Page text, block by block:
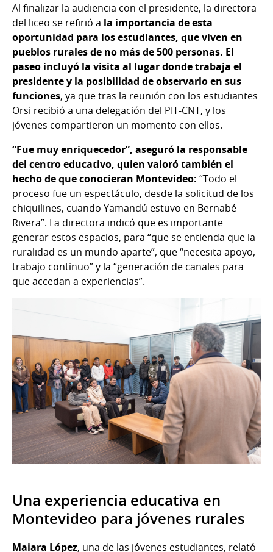
Al finalizar la audiencia con el presidente, la directora
del liceo se refirió a la importancia de esta
oportunidad para los estudiantes, que viven en
pueblos rurales de no más de 500 personas. El
paseo incluyó la visita al lugar donde trabaja el
presidente y la posibilidad de observarlo en sus
funciones, ya que tras la reunión con los estudiantes
Orsi recibió a una delegación del PIT-CNT, y los
jóvenes compartieron un momento con ellos.
“Fue muy enriquecedor”, aseguró la responsable
del centro educativo, quien valoró también el
hecho de que conocieran Montevideo: “Todo el
proceso fue un espectáculo, desde la solicitud de los
chiquilines, cuando Yamandú estuvo en Bernabé
Rivera”. La directora indicó que es importante
generar estos espacios, para “que se entienda que la
ruralidad es un mundo aparte”, que “necesita apoyo,
trabajo continuo” y la “generación de canales para
que accedan a experiencias”.
Una experiencia educativa en
Montevideo para jóvenes rurales
Maiara López, una de las jóvenes estudiantes, relató